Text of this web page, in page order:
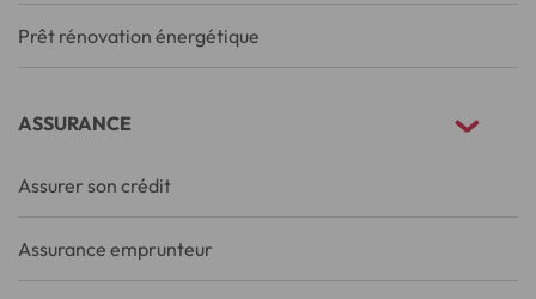
Prêt rénovation énergétique
ASSURANCE
Assurer son crédit
Assurance emprunteur